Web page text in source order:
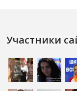
Участники